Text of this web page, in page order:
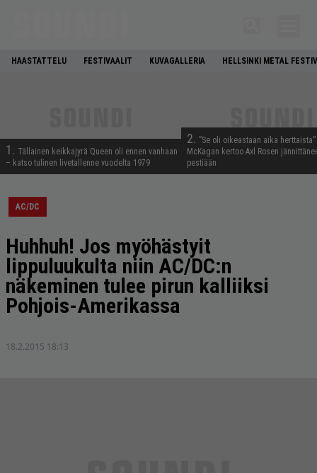
HAASTATTELU FESTIVAALIT KUVAGALLERIA HELLSINKI METAL
1. Tällainen keikkajyrä Queen oli ennen vanhaan
– katso tulinen livetallenne vuodelta 1979
2. ”Se oli oikeastaan aika
McKagan kertoo Axl Rosen
pestiään
AC/DC
Huhhuh! Jos myöhästyit
lippuluukulta niin AC/DC:n
näkeminen tulee pirun kalliiksi
Pohjois-Amerikassa
18.2.2015 18:13